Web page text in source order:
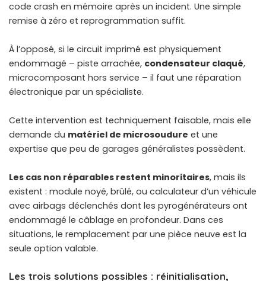
code crash en mémoire après un incident. Une simple
remise à zéro et reprogrammation suffit.
À l’opposé, si le circuit imprimé est physiquement
endommagé – piste arrachée, condensateur claqué,
microcomposant hors service – il faut une réparation
électronique par un spécialiste.
Cette intervention est techniquement faisable, mais elle
demande du matériel de microsoudure et une
expertise que peu de garages généralistes possèdent.
Les cas non réparables restent minoritaires, mais ils
existent : module noyé, brûlé, ou calculateur d’un véhicule
avec airbags déclenchés dont les pyrogénérateurs ont
endommagé le câblage en profondeur. Dans ces
situations, le remplacement par une pièce neuve est la
seule option valable.
Les trois solutions possibles : réinitialisation,